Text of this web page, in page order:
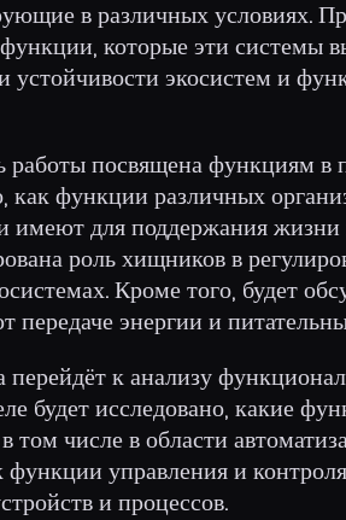
в различных условиях.
которые эти системы
устойчивости экосистем и
работы посвящена функциям в
как функции различных
имеют для поддержания
роль хищников в
Кроме того, будет
передаче энергии и
перейдёт к анализу
будет исследовано, какие
том числе в области
функции управления и
и процессов.